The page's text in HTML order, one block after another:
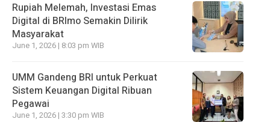
Rupiah Melemah, Investasi Emas
Digital di BRImo Semakin Dilirik
Masyarakat
June 1, 2026 | 8:03 pm WIB
UMM Gandeng BRI untuk Perkuat
Sistem Keuangan Digital Ribuan
Pegawai
June 1, 2026 | 3:30 pm WIB